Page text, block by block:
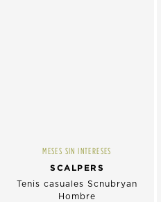
MESES SIN INTERESES
SCALPERS
Tenis casuales Scnubryan
Hombre